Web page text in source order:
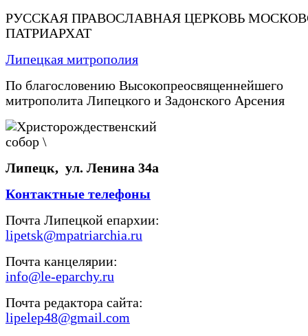
РУССКАЯ ПРАВОСЛАВНАЯ ЦЕРКОВЬ
ПАТРИАРХАТ
Липецкая митрополия
По благословению Высокопреосвященнейшего
митрополита Липецкого и Задонского Арсения
Липецк, ул. Ленина 34а
Контактные телефоны
Почта Липецкой епархии:
lipetsk@mpatriarchia.ru
Почта канцелярии:
info@le-eparchy.ru
Почта редактора сайта:
lipelep48@gmail.com